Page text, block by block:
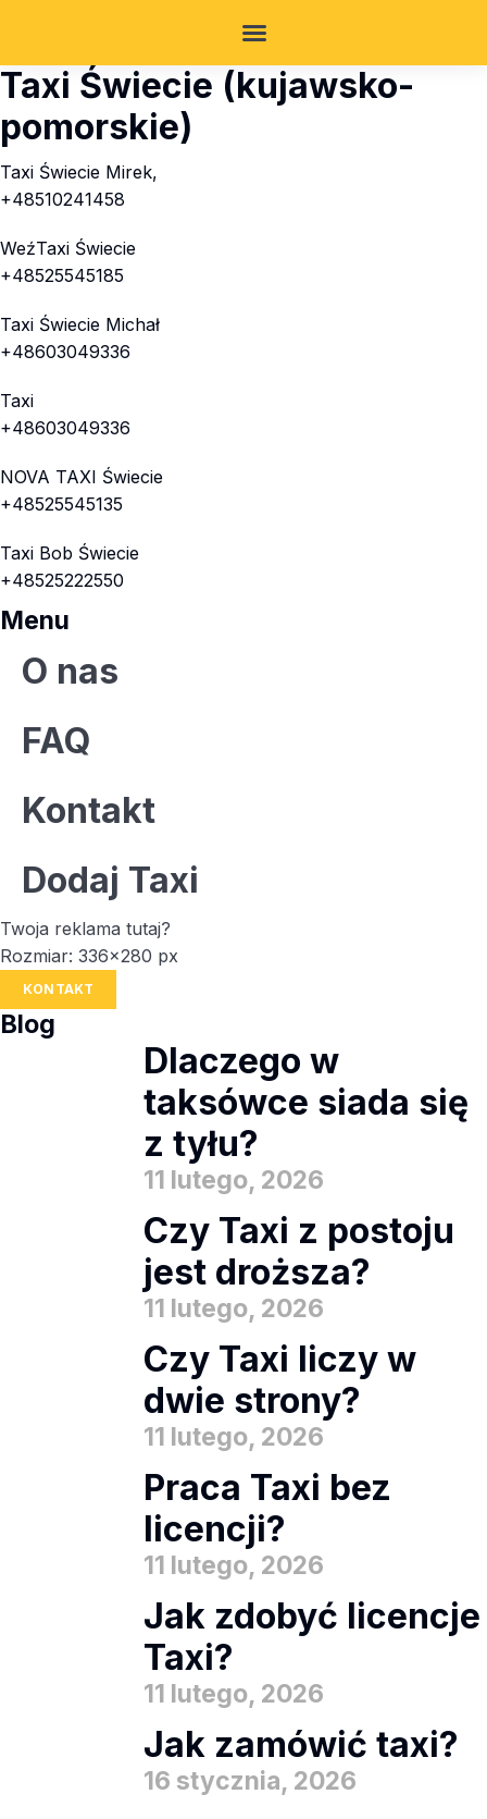
Taxi Świecie (kujawsko-
pomorskie)
Taxi Świecie Mirek,
+48510241458
WeźTaxi Świecie
+48525545185
Taxi Świecie Michał
+48603049336
Taxi
+48603049336
NOVA TAXI Świecie
+48525545135
Taxi Bob Świecie
+48525222550
Menu
O nas
FAQ
Kontakt
Dodaj Taxi
Twoja reklama tutaj?
Rozmiar: 336x280 px
KONTAKT
Blog
Dlaczego w
taksówce siada się
z tyłu?
11 lutego, 2026
Czy Taxi z postoju
jest droższa?
11 lutego, 2026
Czy Taxi liczy w
dwie strony?
11 lutego, 2026
Praca Taxi bez
licencji?
11 lutego, 2026
Jak zdobyć licencje
Taxi?
11 lutego, 2026
Jak zamówić taxi?
16 stycznia, 2026